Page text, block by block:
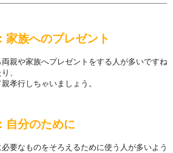
：家族へのプレゼント
両親や家族へプレゼントをする人が多いですね
、
孝行しちゃいましょう。
：自分のために
要なものをそろえるために使う人が多いよう